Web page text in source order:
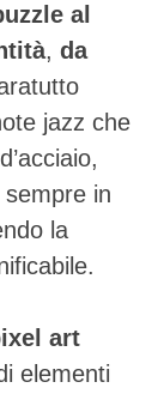
al
, da
jazz che
in
la
art
elementi